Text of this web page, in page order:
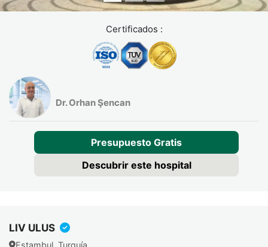
Certificados :
Dr. Orhan Şencan
Presupuesto Gratis
Descubrir este hospital
LIV ULUS
Estambul, Turquía